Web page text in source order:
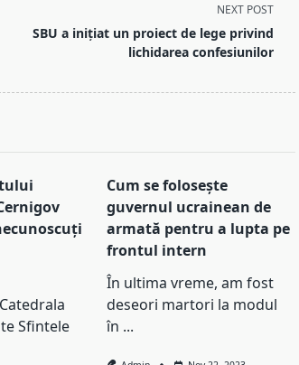
NEXT POST
SBU a inițiat un proiect de lege privind
lichidarea confesiunilor
Sfintele
Cum se folosește
guvernul ucrainean de
armată pentru a lupta pe
frontul intern
În ultima vreme, am fost
deseori martori la modul
în ...